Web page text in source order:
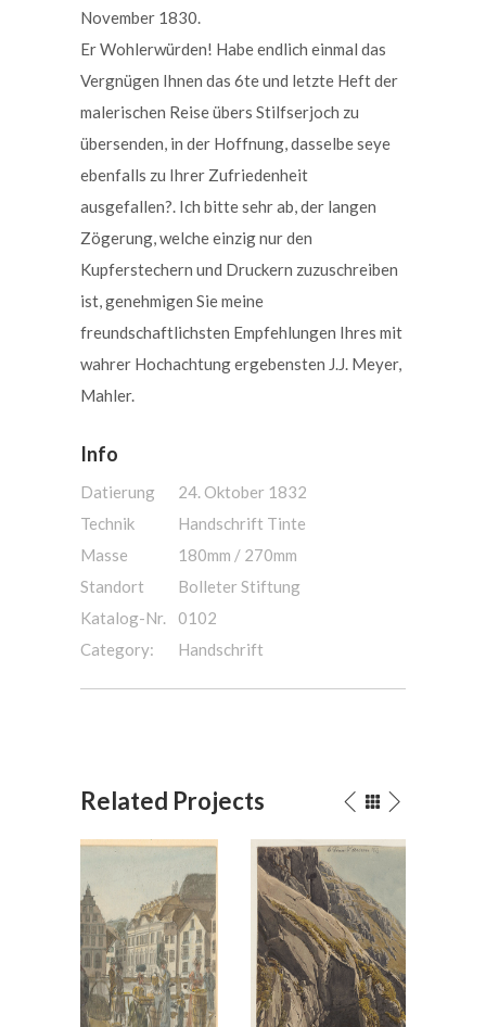
November 1830.
Er Wohlerwürden! Habe endlich einmal das
Vergnügen Ihnen das 6te und letzte Heft der
malerischen Reise übers Stilfserjoch zu
übersenden, in der Hoffnung, dasselbe seye
ebenfalls zu Ihrer Zufriedenheit
ausgefallen?. Ich bitte sehr ab, der langen
Zögerung, welche einzig nur den
Kupferstechern und Druckern zuzuschreiben
ist, genehmigen Sie meine
freundschaftlichsten Empfehlungen Ihres mit
wahrer Hochachtung ergebensten J.J. Meyer,
Mahler.
Info
Datierung
24. Oktober 1832
Technik
Handschrift Tinte
Masse
180mm / 270mm
Standort
Bolleter Stiftung
Katalog-Nr.
0102
Category:
Handschrift
Related Projects
Das Urnerloch 1819(?)
Aquarell Bleistift